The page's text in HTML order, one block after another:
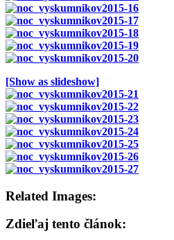
[Show as slideshow]
Related Images:
Zdieľaj tento článok: